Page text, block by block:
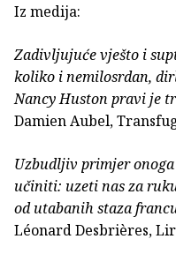
Iz medija:
Zadivljujuće vješto i
koliko i nemilosrdan,
Nancy Huston pravi je
Damien Aubel,
Uzbudljiv primjer
učiniti: uzeti nas za
od utabanih staza
Léonard Desbrières,